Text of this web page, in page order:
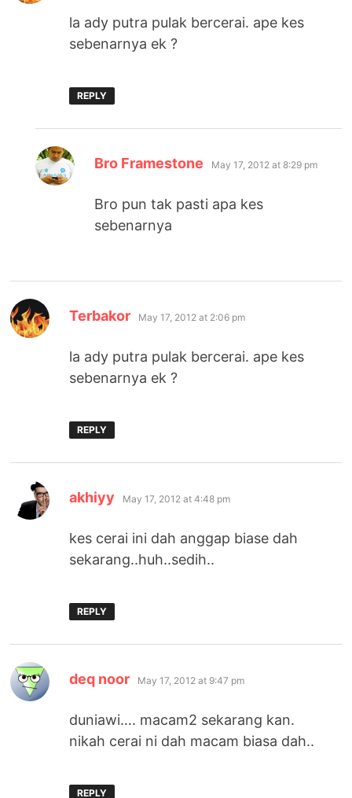
la ady putra pulak bercerai. ape kes
sebenarnya ek ?
REPLY
Bro Framestone says:
May 17, 2012 at 8:29 pm
Bro pun tak pasti apa kes
sebenarnya
Terbakor says:
May 17, 2012 at 2:06 pm
la ady putra pulak bercerai. ape kes
sebenarnya ek ?
REPLY
akhiyy says:
May 17, 2012 at 4:48 pm
kes cerai ini dah anggap biase dah
sekarang..huh..sedih..
REPLY
deq noor says:
May 17, 2012 at 9:47 pm
duniawi…. macam2 sekarang kan.
nikah cerai ni dah macam biasa dah..
REPLY